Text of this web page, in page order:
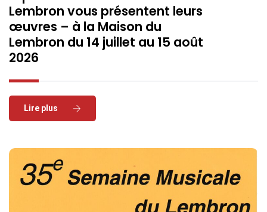
Lembron vous présentent leurs
œuvres – à la Maison du
Lembron du 14 juillet au 15 août
2026
Read More